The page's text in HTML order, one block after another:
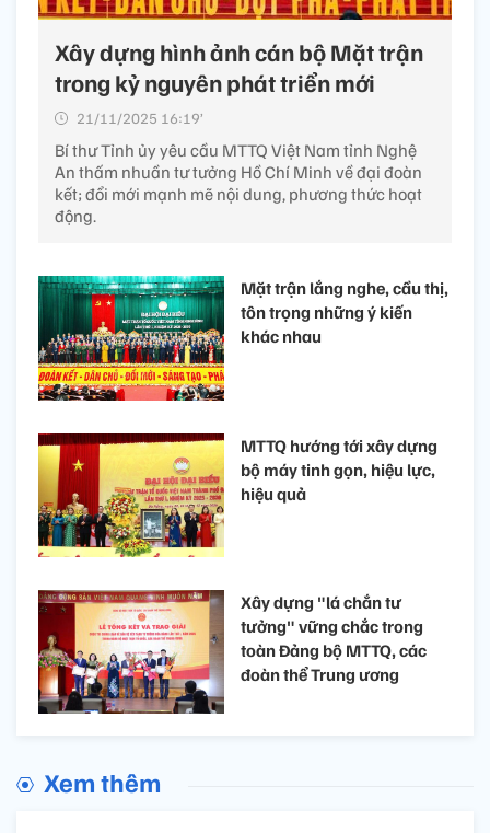
Xây dựng hình ảnh cán bộ Mặt trận
trong kỷ nguyên phát triển mới
21/11/2025 16:19’
Bí thư Tỉnh ủy yêu cầu MTTQ Việt Nam tỉnh Nghệ
An thấm nhuần tư tưởng Hồ Chí Minh về đại đoàn
kết; đổi mới mạnh mẽ nội dung, phương thức hoạt
động.
Mặt trận lắng nghe, cầu thị,
tôn trọng những ý kiến
khác nhau
MTTQ hướng tới xây dựng
bộ máy tinh gọn, hiệu lực,
hiệu quả
Xây dựng "lá chắn tư
tưởng" vững chắc trong
toàn Đảng bộ MTTQ, các
đoàn thể Trung ương
Xem thêm